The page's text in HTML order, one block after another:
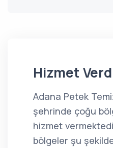
Hizmet
Adana Petek
şehrinde çoğu
hizmet
bölgeler şu